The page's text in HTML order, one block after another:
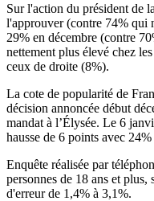
Sur l'action du président de
l'approuver (contre 74% qui
29% en décembre (contre
nettement plus élevé chez
ceux de droite (8%).
La cote de popularité de
décision annoncée début
mandat à l’Élysée. Le 6
hausse de 6 points avec
Enquête réalisée par
personnes de 18 ans et
d'erreur de 1,4% à 3,1%.